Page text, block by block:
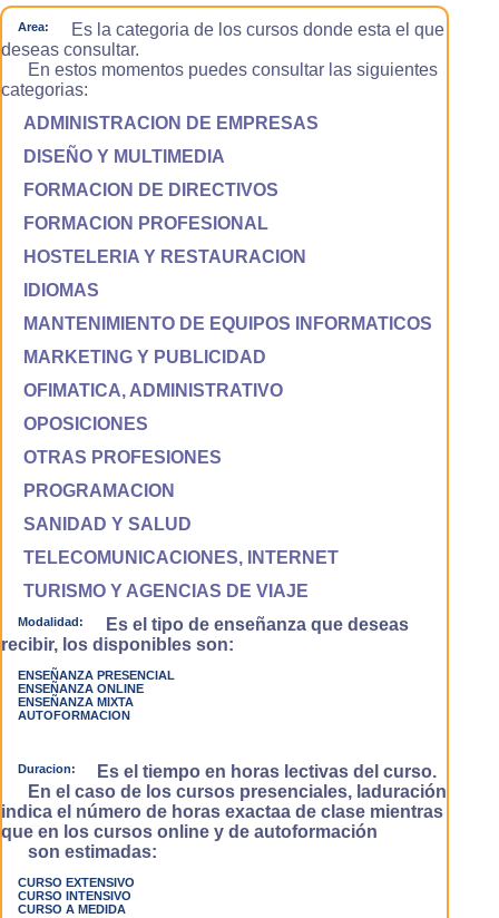
Area:
Es la categoria de los cursos donde esta el que
deseas consultar.
En estos momentos puedes consultar las siguientes
categorias:
ADMINISTRACION DE EMPRESAS
DISEÑO Y MULTIMEDIA
FORMACION DE DIRECTIVOS
FORMACION PROFESIONAL
HOSTELERIA Y RESTAURACION
IDIOMAS
MANTENIMIENTO DE EQUIPOS INFORMATICOS
MARKETING Y PUBLICIDAD
OFIMATICA, ADMINISTRATIVO
OPOSICIONES
OTRAS PROFESIONES
PROGRAMACION
SANIDAD Y SALUD
TELECOMUNICACIONES, INTERNET
TURISMO Y AGENCIAS DE VIAJE
Modalidad:
Es el tipo de enseñanza que deseas
recibir, los disponibles son:
ENSEÑANZA PRESENCIAL
ENSEÑANZA ONLINE
ENSEÑANZA MIXTA
AUTOFORMACION
Duracion:
Es el tiempo en horas lectivas del curso.
En el caso de los cursos presenciales, laduración
indica el número de horas exactaa de clase mientras
que en los cursos online y de autoformación
son estimadas:
CURSO EXTENSIVO
CURSO INTENSIVO
CURSO A MEDIDA